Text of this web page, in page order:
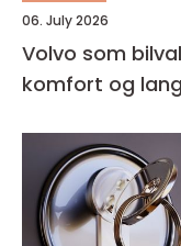
06. July 2026
Volvo som
komfort og